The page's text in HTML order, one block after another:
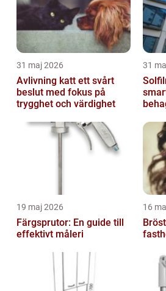
31 maj 2026
Avlivning katt ett svårt
beslut med fokus på
trygghet och värdighet
31
19 maj 2026
Färgsprutor: En guide till
effektivt måleri
16